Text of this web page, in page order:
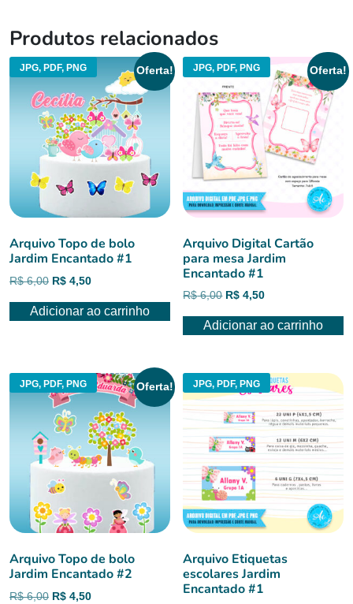
Produtos relacionados
JPG, PDF, PNG Oferta!
Arquivo Topo de bolo
Jardim Encantado #1
R$6,00 O
original
R$ 4,50O
atual
Adicionar ao carrinho
JPG, PDF, PNG Oferta!
Arquivo Digital Cartão
para mesa Jardim
Encantado #1
R$6,00 O
original
R$ 4,50O
atual
Adicionar ao carrinho
JPG, PDF, PNG Oferta!
Arquivo Topo de bolo
Jardim Encantado #2
R$6,00 O
R$ 4,50O
JPG, PDF, PNG
Arquivo Etiquetas
escolares Jardim
Encantado #1